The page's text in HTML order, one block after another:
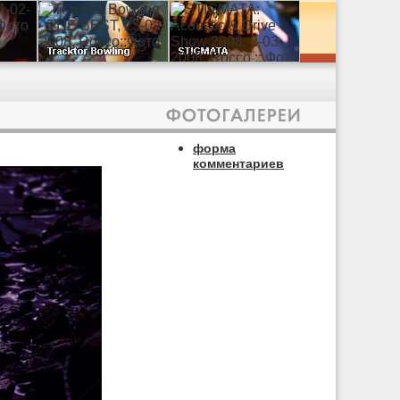
форма
комментариев